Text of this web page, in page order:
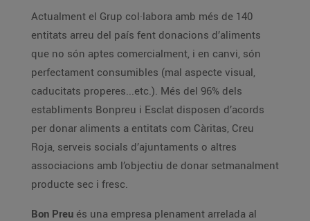
Actualment el Grup col·labora amb més de 140
entitats arreu del país fent donacions d’aliments
que no són aptes comercialment, i en canvi, són
perfectament consumibles (mal aspecte visual,
caducitats properes...etc.). Més del 96% dels
establiments Bonpreu i Esclat disposen d’acords
per donar aliments a entitats com Càritas, Creu
Roja, serveis socials d’ajuntaments o altres
associacions amb l’objectiu de donar setmanalment
producte sec i fresc.
Bon Preu és una empresa plenament arrelada al